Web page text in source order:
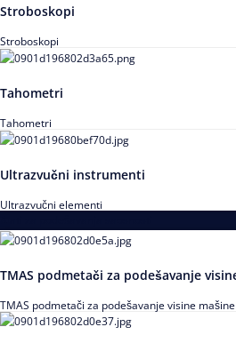
Stroboskopi
Stroboskopi
Tahometri
Tahometri
Ultrazvučni instrumenti
Ultrazvučni elementi
TMAS podmetači za podešavanje
TMAS podmetači za podešavanje visine mašine